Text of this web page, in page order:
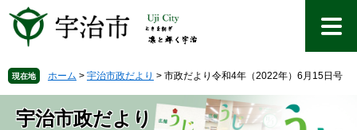
先を 現在地 ホーム > 宇治市政だより > 市政だより令和4年（2022年）6月15日号
宇治市政だより